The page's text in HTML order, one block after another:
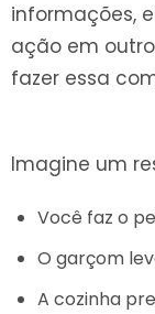
informações,
ação em
fazer essa
Imagine um
Você faz o
O garçom
A cozinha